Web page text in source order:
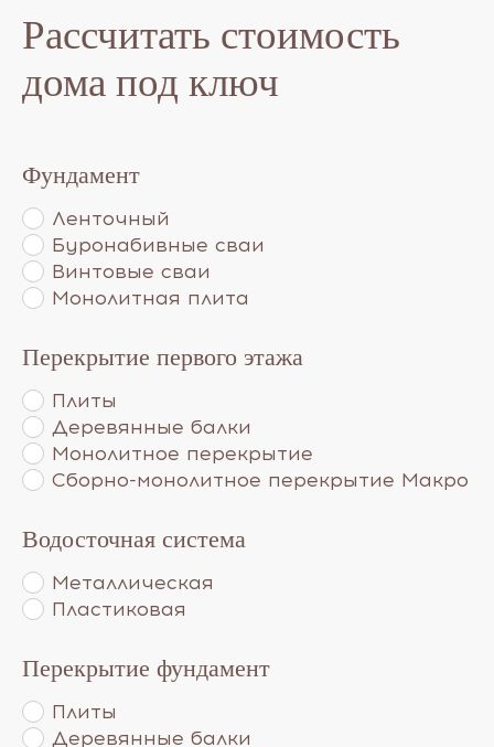
Рассчитать стоимость
дома под ключ
Фундамент
Ленточный
Буронабивные сваи
Винтовые сваи
Монолитная плита
Перекрытие первого этажа
Плиты
Деревянные балки
Монолитное перекрытие
Сборно-монолитное перекрытие Макро
Водосточная система
Металлическая
Пластиковая
Перекрытие фундамент
Плиты
Деревянные балки